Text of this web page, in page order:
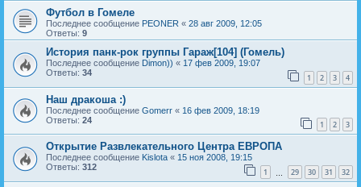
Футбол в Гомеле
Последнее сообщение PEONER « 28 авг 2009, 12:05
Ответы: 9
История панк-рок группы Гараж[104] (Гомель)
Последнее сообщение Dimon)) « 17 фев 2009, 19:07
Ответы: 34 1 2 3 4
Наш дракоша :)
Последнее сообщение Gomerr « 16 фев 2009, 18:19
Ответы: 24 1 2 3
Открытие Развлекательного Центра ЕВРОПА
Последнее сообщение Kislota « 15 ноя 2008, 19:15
Ответы: 312 1 29 30 31 32